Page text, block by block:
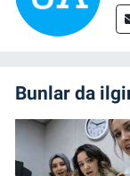
Bunlar da